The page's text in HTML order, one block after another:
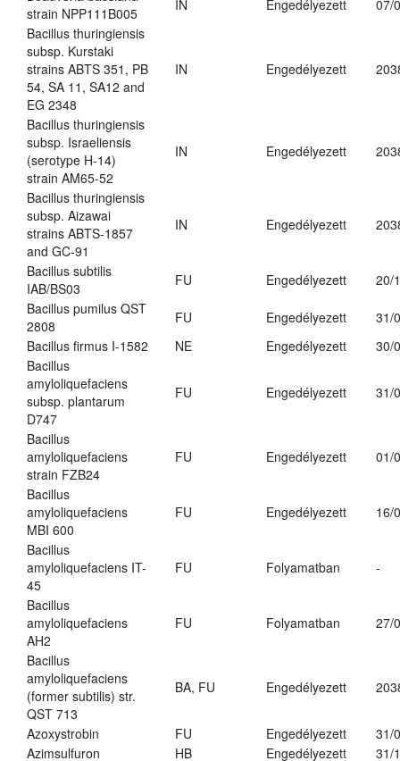
strain NPP111B005
IN Engedélyezett
07/
Bacillus thuringiensis
subsp. Kurstaki
strains ABTS 351, PB
54, SA 11, SA12 and
EG 2348
IN Engedélyezett
Bacillus thuringiensis
subsp. Israeliensis
(serotype H-14)
strain AM65-52
IN Engedélyezett
Bacillus thuringiensis
subsp. Aizawai
strains ABTS-1857
and GC-91
IN Engedélyezett
Bacillus subtilis
IAB/BS03
FU Engedélyezett
20/
Bacillus pumilus QST
2808
FU Engedélyezett
31/
Bacillus firmus I-1582
NE Engedélyezett
30/
Bacillus
amyloliquefaciens
subsp. plantarum
D747
FU Engedélyezett 31/
Bacillus
amyloliquefaciens
strain FZB24
FU Engedélyezett 01/
Bacillus
amyloliquefaciens
MBI 600
FU Engedélyezett 16/
Bacillus
amyloliquefaciens IT-
45
FU Folyamatban -
Bacillus
amyloliquefaciens
AH2
FU Folyamatban 27/
Bacillus
amyloliquefaciens
(former subtilis) str.
QST 713
BA, FU Engedélyezett
Azoxystrobin FU Engedélyezett
31/
Azimsulfuron
HB Engedélyezett
31/